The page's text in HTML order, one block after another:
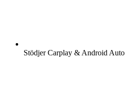
Stödjer Carplay & Android Auto